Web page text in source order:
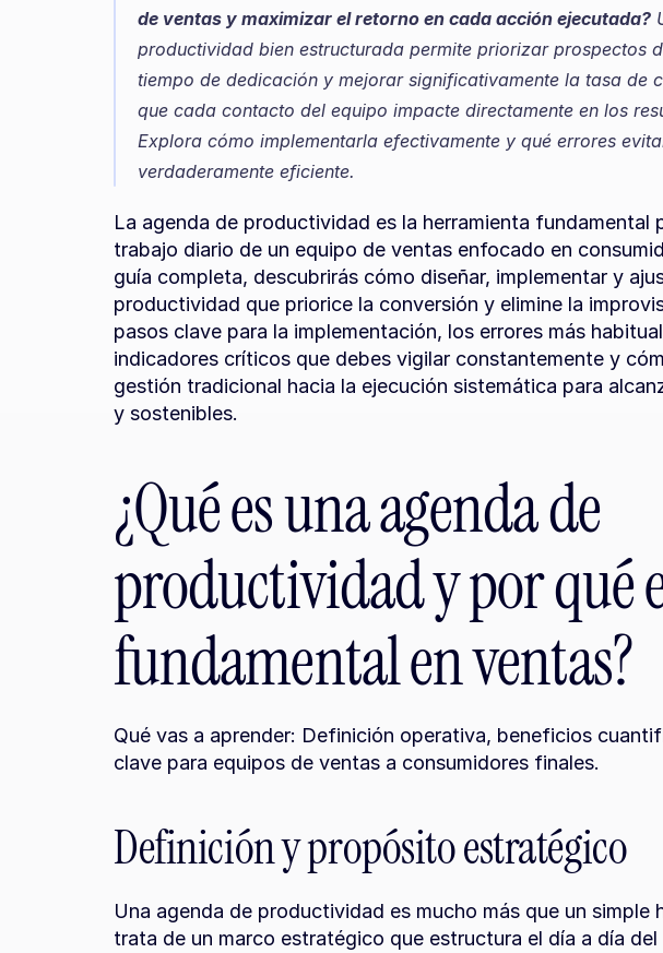
de ventas y maximizar el retorno en cada acción ejecutada?
productividad bien estructurada permite priorizar prospectos
tiempo de dedicación y mejorar significativamente la tasa de
que cada contacto del equipo impacte directamente en los
Explora cómo implementarla efectivamente y qué errores
verdaderamente eficiente.
La agenda de productividad es la herramienta fundamental
trabajo diario de un equipo de ventas enfocado en
guía completa, descubrirás cómo diseñar, implementar y
productividad que priorice la conversión y elimine la
pasos clave para la implementación, los errores más
indicadores críticos que debes vigilar constantemente y
gestión tradicional hacia la ejecución sistemática para
y sostenibles.
¿Qué es una agenda de
productividad y por qué
fundamental en ventas?
Qué vas a aprender: Definición operativa, beneficios
clave para equipos de ventas a consumidores finales.
Definición y propósito estratégico
Una agenda de productividad es mucho más que un simple
trata de un marco estratégico que estructura el día a día